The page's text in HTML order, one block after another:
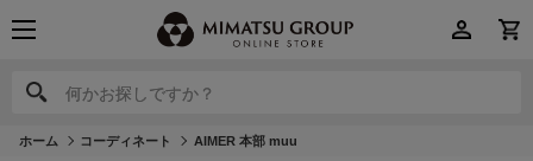
何かお探しですか？
何かお探しですか？
ホーム コーディネート AIMER 本部 muu